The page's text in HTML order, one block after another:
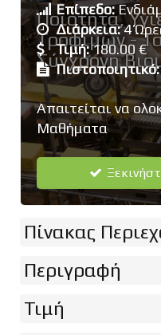
Ποιότητα,
Τροφίμων -
Σύγχρονη
Επίπεδο:
Διάρκεια:4
Τιμή:180.00 €
Πιστοποιητικό:
Απαιτείται να
Μαθήματα
Πίνακας
Περιγραφή
Τιμή